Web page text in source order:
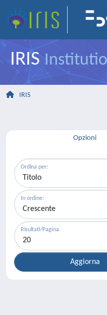
IRIS
IRIS
Opzioni
Ordina per:
In ordine:
Risultati/Pagina